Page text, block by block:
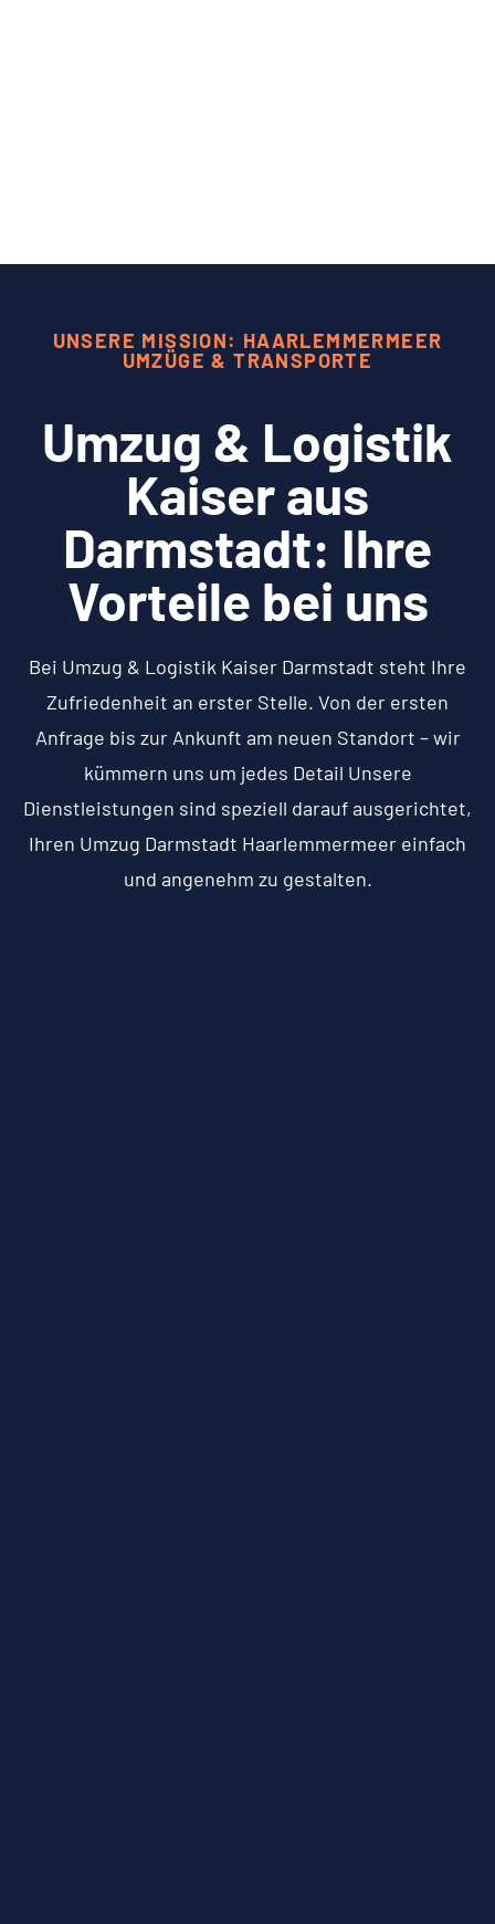
UNSERE MISSION: HAARLEMMERMEER
UMZÜGE & TRANSPORTE
Umzug & Logistik
Kaiser aus
Darmstadt: Ihre
Vorteile bei uns
Bei Umzug & Logistik Kaiser Darmstadt steht Ihre
Zufriedenheit an erster Stelle. Von der ersten
Anfrage bis zur Ankunft am neuen Standort – wir
kümmern uns um jedes Detail Unsere
Dienstleistungen sind speziell darauf ausgerichtet,
Ihren Umzug Darmstadt Haarlemmermeer einfach
und angenehm zu gestalten.